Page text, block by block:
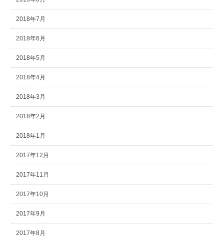
2018年7月
2018年6月
2018年5月
2018年4月
2018年3月
2018年2月
2018年1月
2017年12月
2017年11月
2017年10月
2017年9月
2017年8月